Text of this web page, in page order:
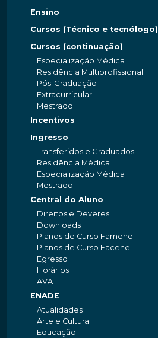
Ensino
Cursos (Técnico e tecnólogo)
Cursos (continuação)
Especialização Médica
Residência Multiprofissional
Pós-Graduação
Extracurricular
Mestrado
Incentivos
Ingresso
Transferidos e Graduados
Residência Médica
Especialização Médica
Mestrado
Central do Aluno
Direitos e Deveres
Downloads
Planos de Curso Famene
Planos de Curso Facene
Egresso
Horários
AVA
ENADE
Atualidades
Arte e Cultura
Educação